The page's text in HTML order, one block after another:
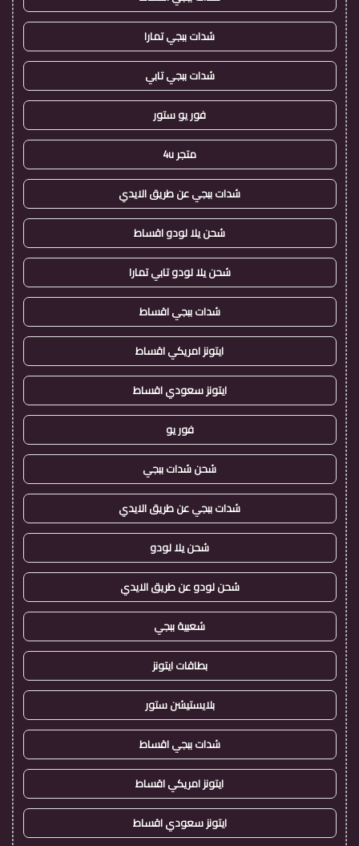
شدات ببجي تمارا
شدات ببجي تابي
فور يو ستور
متجر 4u
شدات ببجي عن طريق الايدي
شحن يلا لودو اقساط
شحن يلا لودو تابي تمارا
شدات ببجي اقساط
ايتونز امريكي اقساط
ايتونز سعودي اقساط
فور يو
شحن شدات ببجي
شدات ببجي عن طريق الايدي
شحن يلا لودو
شحن لودو عن طريق الايدي
شعبية ببجي
بطاقات ايتونز
بلايستيشن ستور
شدات ببجي اقساط
ايتونز امريكي اقساط
ايتونز سعودي اقساط